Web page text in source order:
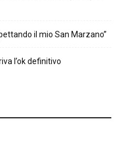
il mio San Marzano”
l’ok definitivo